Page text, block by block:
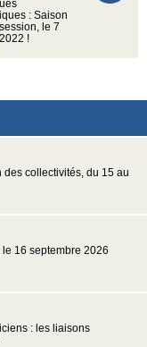
: Saison
le 7
!
collectivités, du 15 au
le 16 septembre 2026
: les liaisons